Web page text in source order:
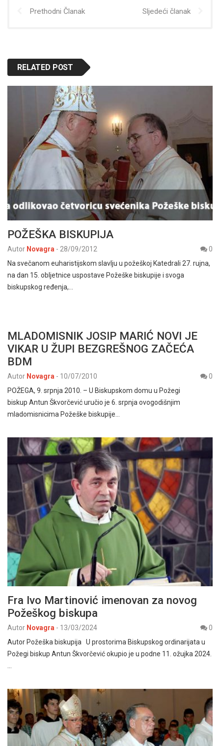
Prethodni Članak Sljedeći članak
RELATED POST
POŽEŠKA BISKUPIJA
Autor Novagra - 28/09/2012
0
Na svečanom euharistijskom slavlju u požeškoj Katedrali 27. rujna,
na dan 15. obljetnice uspostave Požeške biskupije i svoga
biskupskog ređenja,…
MLADOMISNIK JOSIP MARIĆ NOVI JE
VIKAR U ŽUPI BEZGREŠNOG ZAČEĆA
BDM
Autor Novagra - 10/07/2010
0
POŽEGA, 9. srpnja 2010. – U Biskupskom domu u Požegi
biskup Antun Škvorčević uručio je 6. srpnja ovogodišnjim
mladomisnicima Požeške biskupije…
Fra Ivo Martinović imenovan za novog
Požeškog biskupa
Autor Novagra - 13/03/2024
0
Autor Požeška biskupija U prostorima Biskupskog ordinarijata u
Požegi biskup Antun Škvorčević okupio je u podne 11. ožujka 2024.